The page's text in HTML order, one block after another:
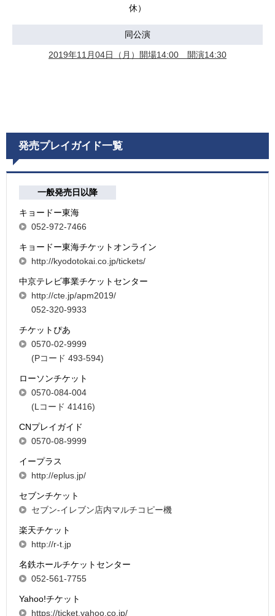
休）
同公演
2019年11月04日（月）開場14:00 開演14:30
発売プレイガイド一覧
一般発売日以降
キョードー東海
052-972-7466
キョードー東海チケットオンライン
http://kyodotokai.co.jp/tickets/
中京テレビ事業チケットセンター
http://cte.jp/apm2019/
052-320-9933
チケットぴあ
0570-02-9999
(Pコード 493-594)
ローソンチケット
0570-084-004
(Lコード 41416)
CNプレイガイド
0570-08-9999
イープラス
http://eplus.jp/
セブンチケット
セブン-イレブン店内マルチコピー機
楽天チケット
http://r-t.jp
名鉄ホールチケットセンター
052-561-7755
Yahoo!チケット
https://ticket.yahoo.co.jp/